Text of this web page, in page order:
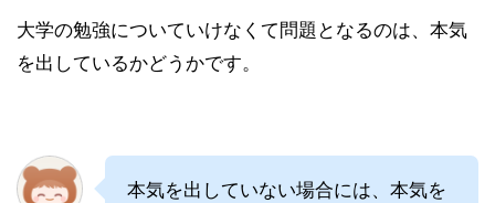
大学の勉強についていけなくて問題となるのは、本気
を出しているかどうかです。
本気を出していない場合には、本気を